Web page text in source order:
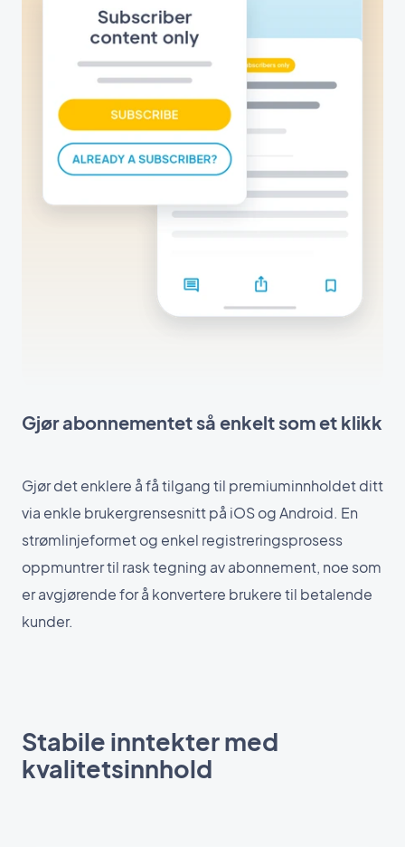
Gjør abonnementet så enkelt som et klikk
Gjør det enklere å få tilgang til premiuminnholdet ditt
via enkle brukergrensesnitt på iOS og Android. En
strømlinjeformet og enkel registreringsprosess
oppmuntrer til rask tegning av abonnement, noe som
er avgjørende for å konvertere brukere til betalende
kunder.
Stabile inntekter med
kvalitetsinnhold